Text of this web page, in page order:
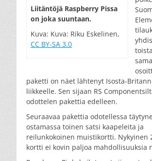
Lii­tän­tö­jä Rasp­berry Pissa
on jo­ka suun­taan.
Kuva: Kuva: Riku Eskelinen,
CC BY-SA 3.0
paketti on näet lähtenyt Isosta-
liikkeelle. Sen sijaan RS
odottelen pakettia edelleen.
Seuraavaa pakettia odotellessa
ostamassa toinen satsi kaapeleita ja
reilunkokoinen muistikortti. Nykyinen
kortti ei kovin paljoa mahdollisuuksia